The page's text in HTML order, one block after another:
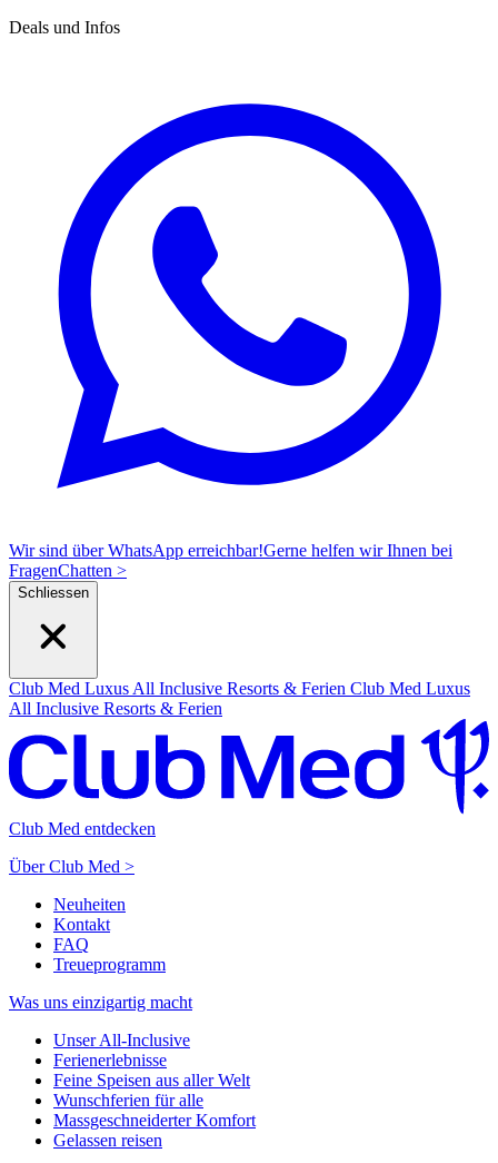
Deals und Infos
Wir sind über WhatsApp erreichbar!Gerne helfen wir Ihnen bei
FragenChatten >
Schliessen
Club Med Luxus All Inclusive Resorts & Ferien Club Med Luxus
All Inclusive Resorts & Ferien
Club Med entdecken
Über Club Med >
Neuheiten
Kontakt
FAQ
Treueprogramm
Was uns einzigartig macht
Unser All-Inclusive
Ferienerlebnisse
Feine Speisen aus aller Welt
Wunschferien für alle
Massgeschneiderter Komfort
Gelassen reisen